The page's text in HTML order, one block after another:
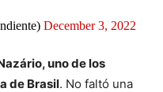
December 3, 2022
uno de los
de Brasil. No faltó una